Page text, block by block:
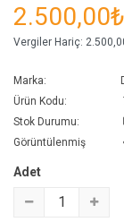
2.500,00₺
Vergiler Hariç:
Marka:
Ürün Kodu:
Stok Durumu:
Görüntülenmiş
Adet